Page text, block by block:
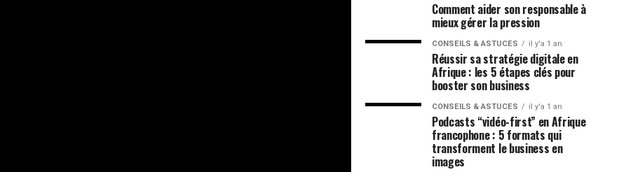
Comment aider son responsable à
mieux gérer la pression
CONSEILS & ASTUCES il y'a 1 an
Réussir sa stratégie digitale en
Afrique : les 5 étapes clés pour
booster son business
CONSEILS & ASTUCES il y'a 1 an
Podcasts “vidéo-first” en Afrique
francophone : 5 formats qui
transforment le business en
images